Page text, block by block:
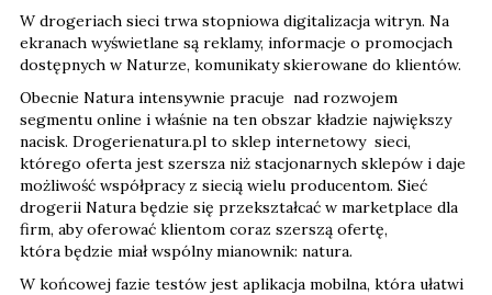
W drogeriach sieci trwa stopniowa digitalizacja witryn. Na
ekranach wyświetlane są reklamy, informacje o promocjach
dostępnych w Naturze, komunikaty skierowane do klientów.
Obecnie Natura intensywnie pracuje nad rozwojem
segmentu online i właśnie na ten obszar kładzie największy
nacisk. Drogerienatura.pl to sklep internetowy sieci,
którego oferta jest szersza niż stacjonarnych sklepów i daje
możliwość współpracy z siecią wielu producentom. Sieć
drogerii Natura będzie się przekształcać w marketplace dla
firm, aby oferować klientom coraz szerszą ofertę,
która będzie miał wspólny mianownik: natura.
W końcowej fazie testów jest aplikacja mobilna, która ułatwi